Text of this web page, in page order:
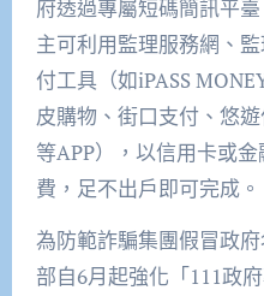
府透過專屬短碼簡訊平
主可利用監理服務網、
付工具（如iPASS
皮購物、街口支付、悠
等APP），以信用卡或
費，足不出戶即可完成。
為防範詐騙集團假冒政
部自6月起強化「111政